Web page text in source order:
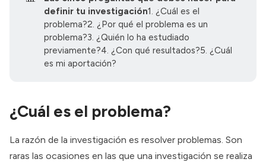
definir tu investigación1. ¿Cuál es el
problema?2. ¿Por qué el problema es un
problema?3. ¿Quién lo ha estudiado
previamente?4. ¿Con qué resultados?5. ¿Cuál
es mi aportación?
¿Cuál es el problema?
La razón de la investigación es resolver problemas. Son
raras las ocasiones en las que una investigación se realiza